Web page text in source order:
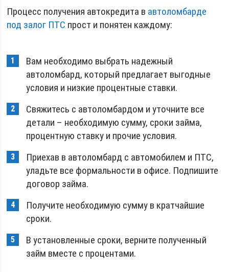
Процесс получения автокредита в автоломбарде
под залог ПТС прост и понятен каждому:
Вам необходимо выбрать надежный
автоломбард, который предлагает выгодные
условия и низкие процентные ставки.
Свяжитесь с автоломбардом и уточните все
детали – необходимую сумму, сроки займа,
процентную ставку и прочие условия.
Приехав в автоломбард с автомобилем и ПТС,
уладьте все формальности в офисе. Подпишите
договор займа.
Получите необходимую сумму в кратчайшие
сроки.
В установленные сроки, верните полученный
займ вместе с процентами.